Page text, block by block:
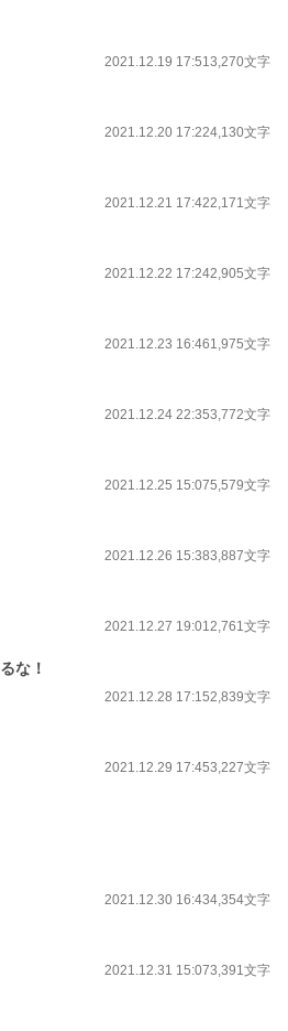
2021.12.19 17:513,270文字
2021.12.20 17:224,130文字
2021.12.21 17:422,171文字
2021.12.22 17:242,905文字
2021.12.23 16:461,975文字
2021.12.24 22:353,772文字
2021.12.25 15:075,579文字
2021.12.26 15:383,887文字
2021.12.27 19:012,761文字
な！
2021.12.28 17:152,839文字
2021.12.29 17:453,227文字
2021.12.30 16:434,354文字
2021.12.31 15:073,391文字